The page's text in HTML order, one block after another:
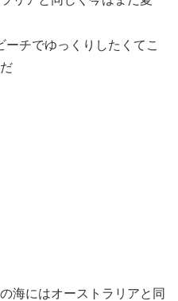
チでゆっくりしたくてこ
海にはオーストラリアと同